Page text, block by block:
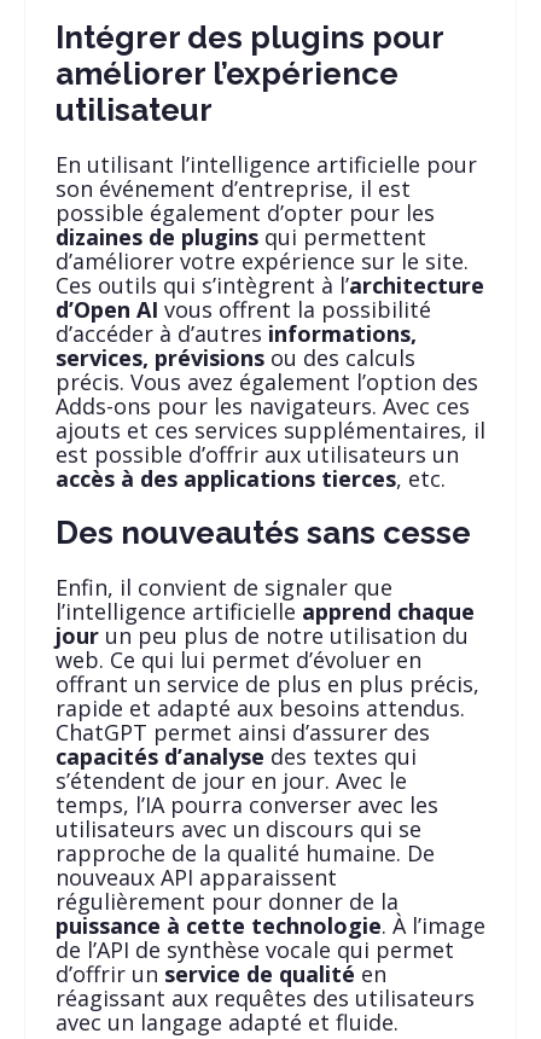
Intégrer des plugins pour
améliorer l’expérience
utilisateur
En utilisant l’intelligence artificielle pour
son événement d’entreprise, il est
possible également d’opter pour les
dizaines de plugins qui permettent
d’améliorer votre expérience sur le site.
Ces outils qui s’intègrent à l’architecture
d’Open AI vous offrent la possibilité
d’accéder à d’autres informations,
services, prévisions ou des calculs
précis. Vous avez également l’option des
Adds-ons pour les navigateurs. Avec ces
ajouts et ces services supplémentaires, il
est possible d’offrir aux utilisateurs un
accès à des applications tierces, etc.
Des nouveautés sans cesse
Enfin, il convient de signaler que
l’intelligence artificielle apprend chaque
jour un peu plus de notre utilisation du
web. Ce qui lui permet d’évoluer en
offrant un service de plus en plus précis,
rapide et adapté aux besoins attendus.
ChatGPT permet ainsi d’assurer des
capacités d’analyse des textes qui
s’étendent de jour en jour. Avec le
temps, l’IA pourra converser avec les
utilisateurs avec un discours qui se
rapproche de la qualité humaine. De
nouveaux API apparaissent
régulièrement pour donner de la
puissance à cette technologie. À l’image
de l’API de synthèse vocale qui permet
d’offrir un service de qualité en
réagissant aux requêtes des utilisateurs
avec un langage adapté et fluide.